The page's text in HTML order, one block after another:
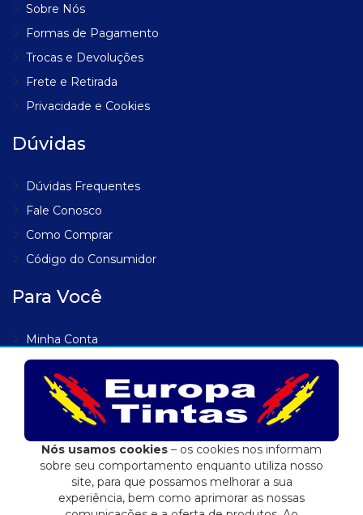
Sobre Nós
Formas de Pagamento
Trocas e Devoluções
Frete e Retirada
Privacidade e Cookies
Dúvidas
Dúvidas Frequentes
Fale Conosco
Como Comprar
Código do Consumidor
Para Você
Minha Conta
Meus Endereços
Meus Pedidos
Lista de Desejos
Rastrear Pedido
Nós usamos cookies – os cookies nos informam
sobre seu comportamento enquanto utiliza nosso
site, para que possamos melhorar a sua
experiência, bem como aprimorar as nossas